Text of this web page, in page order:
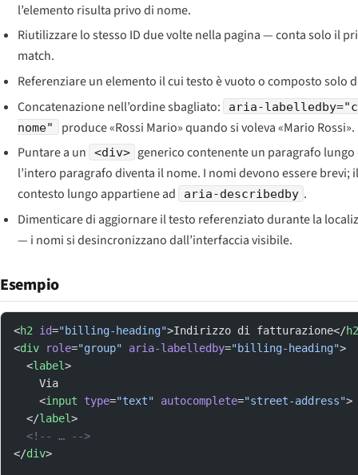
l’elemento risulta privo di nome.
Riutilizzare lo stesso ID due volte nella pagina — conta solo il
match.
Referenziare un elemento il cui testo è vuoto o composto solo
Concatenazione nell’ordine sbagliato:
aria-
nome"
produce «Rossi Mario» quando si voleva «Mario Rossi».
Puntare a un
<div>
generico contenente un paragrafo
l’intero paragrafo diventa il nome. I nomi devono essere brevi;
contesto lungo appartiene ad
aria-describedby .
Dimenticare di aggiornare il testo referenziato durante la
— i nomi si desincronizzano dall’interfaccia visibile.
Esempio
<h2 id="billing-heading">Indirizzo di fatturazione</h2
<div role="group" aria-labelledby="billing-heading">
  <
label>
    Via
    <
input type="text" autocomplete="street-address">
  </
label>
  <!-- … -->
</div>